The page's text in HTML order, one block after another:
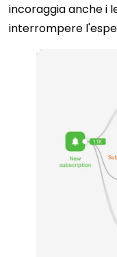
incoraggia anche i
interrompere